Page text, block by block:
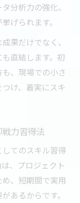
分析力の強化、
げられます。
果だけでなく、
直結します。初
、現場での小さ
け、着実にスキ
力習得法
てのスキル習得
、プロジェクト
、短期間で実用
あるからです。